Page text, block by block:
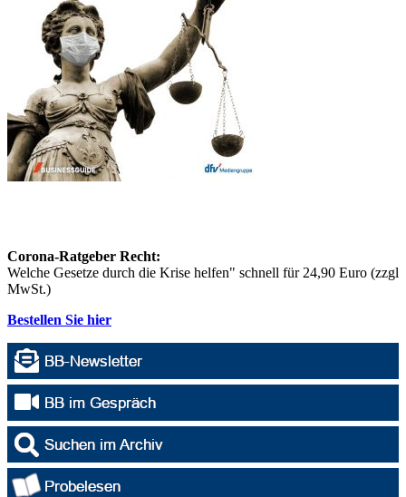
Corona-Ratgeber Recht:
Welche Gesetze durch die Krise helfen" schnell für 24,90 Euro (zzgl
MwSt.)
Bestellen Sie hier